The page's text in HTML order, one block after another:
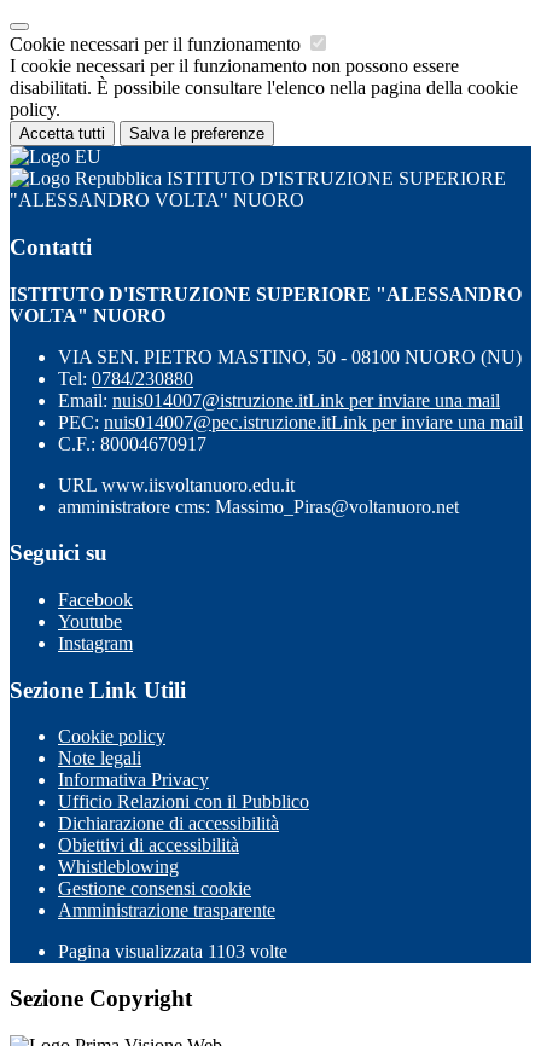
Cookie necessari per il funzionamento
I cookie necessari per il funzionamento non possono essere
disabilitati. È possibile consultare l'elenco nella pagina della cookie
policy.
Accetta tutti Salva le preferenze
ISTITUTO D'ISTRUZIONE SUPERIORE
"ALESSANDRO VOLTA" NUORO
Contatti
ISTITUTO D'ISTRUZIONE SUPERIORE "ALESSANDRO
VOLTA" NUORO
VIA SEN. PIETRO MASTINO, 50 - 08100 NUORO (NU)
Tel: 0784/230880
Email: nuis014007@istruzione.itLink per inviare una mail
PEC: nuis014007@pec.istruzione.itLink per inviare una mail
C.F.: 80004670917
URL www.iisvoltanuoro.edu.it
amministratore cms: Massimo_Piras@voltanuoro.net
Seguici su
Facebook
Youtube
Instagram
Sezione Link Utili
Cookie policy
Note legali
Informativa Privacy
Ufficio Relazioni con il Pubblico
Dichiarazione di accessibilità
Obiettivi di accessibilità
Whistleblowing
Gestione consensi cookie
Amministrazione trasparente
Pagina visualizzata 1103 volte
Sezione Copyright